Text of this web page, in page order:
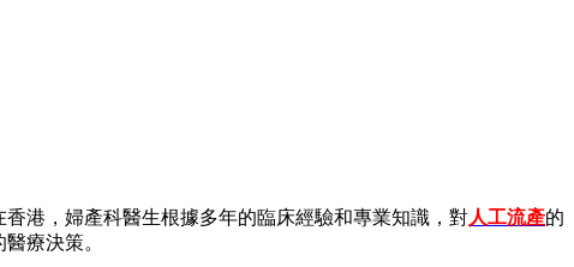
港，婦產科醫生根據多年的臨床經驗和專業知識，對人工流產的
療決策。